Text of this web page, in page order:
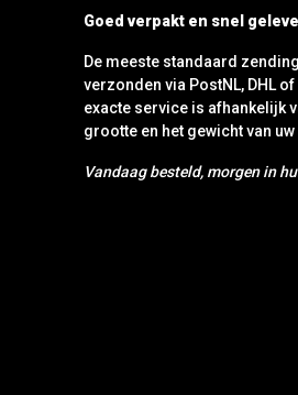
Goed verpakt en snel
De meeste standaard
verzonden via PostNL, DHL of
exacte service is afhankelijk
grootte en het gewicht van
Vandaag besteld, morgen in